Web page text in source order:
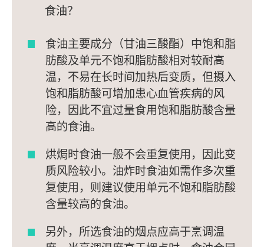
食油？
食油主要成分（甘油三酸酯）中饱和脂
肪酸及单元不饱和脂肪酸相对较耐高
温，不易在长时间加热后变质，但摄入
饱和脂肪酸可增加患心血管疾病的风
险，因此不宜过量食用饱和脂肪酸含量
高的食油。
烘焗时食油一般不会重复使用，因此变
质风险较小。油炸时食油如需作多次重
复使用，则建议使用单元不饱和脂肪酸
含量较高的食油。
另外，所选食油的烟点应高于烹调温